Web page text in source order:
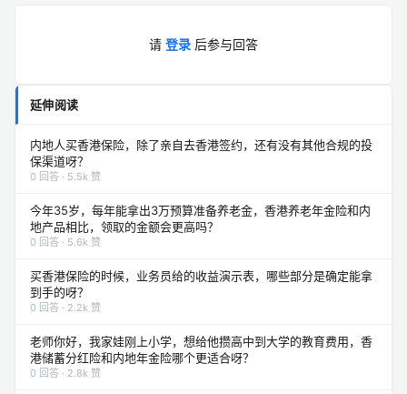
请 登录 后参与回答
延伸阅读
内地人买香港保险，除了亲自去香港签约，还有没有其他合规的投
保渠道呀？
0 回答 · 5.5k 赞
今年35岁，每年能拿出3万预算准备养老金，香港养老年金险和内
地产品相比，领取的金额会更高吗？
0 回答 · 5.6k 赞
买香港保险的时候，业务员给的收益演示表，哪些部分是确定能拿
到手的呀？
0 回答 · 2.2k 赞
老师你好，我家娃刚上小学，想给他攒高中到大学的教育费用，香
港储蓄分红险和内地年金险哪个更适合呀？
0 回答 · 2.8k 赞